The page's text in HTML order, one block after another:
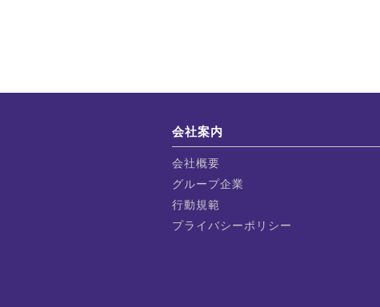
会社案内
会社概要
グループ企業
行動規範
プライバシーポリシー